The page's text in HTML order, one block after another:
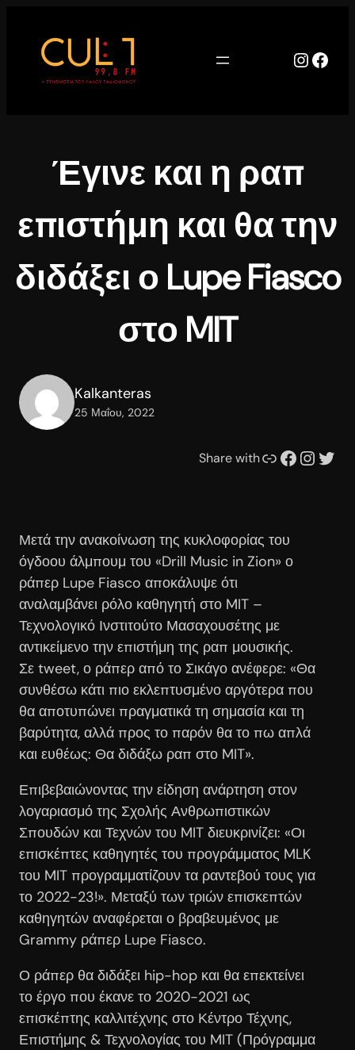
περιεχόμενο
Έγινε και η ραπ
επιστήμη και θα την
διδάξει ο Lupe Fiasco
στο MIT
Kalkanteras
25 Μαΐου, 2022
Share withΣυνδέσμου Facebook Instagram Twitter
Μετά την ανακοίνωση της κυκλοφορίας του
όγδοου άλμπουμ του «Drill Music in Zion» ο
ράπερ Lupe Fiasco αποκάλυψε ότι
αναλαμβάνει ρόλο καθηγητή στο MIT –
Τεχνολογικό Ινστιτούτο Μασαχουσέτης με
αντικείμενο την επιστήμη της ραπ μουσικής.
Σε tweet, ο ράπερ από το Σικάγο ανέφερε: «Θα
συνθέσω κάτι πιο εκλεπτυσμένο αργότερα που
θα αποτυπώνει πραγματικά τη σημασία και τη
βαρύτητα, αλλά προς το παρόν θα το πω απλά
και ευθέως: Θα διδάξω ραπ στο MIT».
Επιβεβαιώνοντας την είδηση ανάρτηση στον
λογαριασμό της Σχολής Ανθρωπιστικών
Σπουδών και Τεχνών του MIT διευκρινίζει: «Οι
επισκέπτες καθηγητές του προγράμματος MLK
του MIT προγραμματίζουν τα ραντεβού τους για
το 2022-23!». Μεταξύ των τριών επισκεπτών
καθηγητών αναφέρεται ο βραβευμένος με
Grammy ράπερ Lupe Fiasco.
Ο ράπερ θα διδάξει hip-hop και θα επεκτείνει
το έργο που έκανε το 2020-2021 ως
επισκέπτης καλλιτέχνης στο Κέντρο Τέχνης,
Επιστήμης & Τεχνολογίας του MIT (Πρόγραμμα